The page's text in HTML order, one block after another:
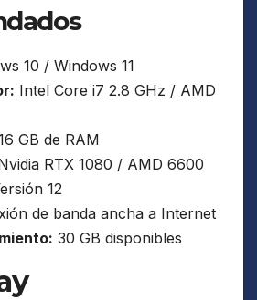
10 / Windows 11
Intel Core i7 2.8 GHz / AMD
GB de RAM
RTX 1080 / AMD 6600
12
de banda ancha a Internet
30 GB disponibles